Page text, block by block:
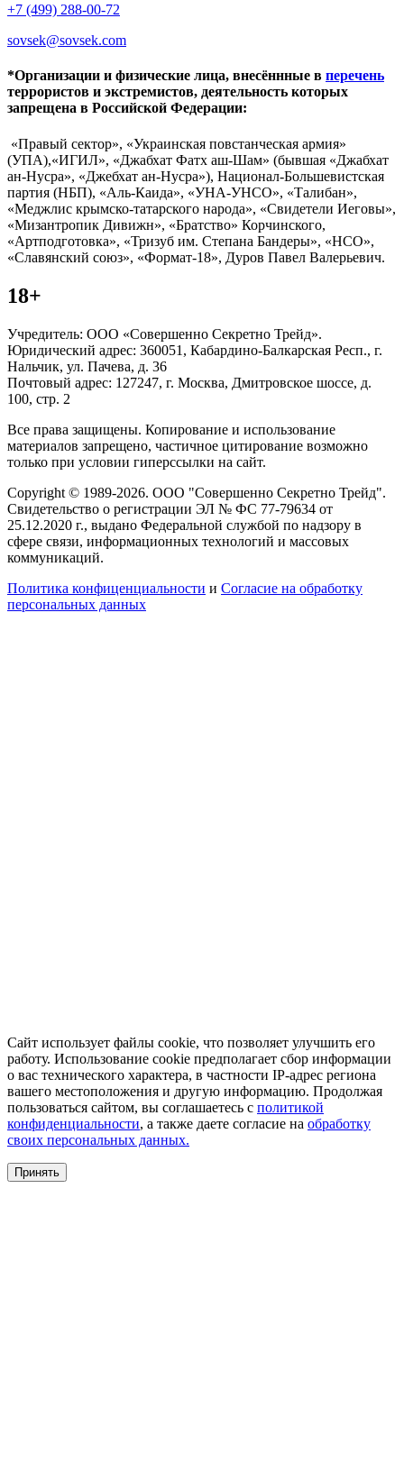
+7 (499) 288-00-72
sovsek@sovsek.com
*Организации и физические лица, внесённные в перечень
террористов и экстремистов, деятельность которых
запрещена в Российской Федерации:
«Правый сектор», «Украинская повстанческая армия»
(УПА),«ИГИЛ», «Джабхат Фатх аш-Шам» (бывшая «Джабхат
ан-Нусра», «Джебхат ан-Нусра»), Национал-Большевистская
партия (НБП), «Аль-Каида», «УНА-УНСО», «Талибан»,
«Меджлис крымско-татарского народа», «Свидетели Иеговы»,
«Мизантропик Дивижн», «Братство» Корчинского,
«Артподготовка», «Тризуб им. Степана Бандеры», «НСО»,
«Славянский союз», «Формат-18», Дуров Павел Валерьевич.
18+
Учредитель: ООО «Совершенно Секретно Трейд».
Юридический адрес: 360051, Кабардино-Балкарская Респ., г.
Нальчик, ул. Пачева, д. 36
Почтовый адрес: 127247, г. Москва, Дмитровское шоссе, д.
100, стр. 2
Все права защищены. Копирование и использование
материалов запрещено, частичное цитирование возможно
только при условии гиперссылки на сайт.
Copyright © 1989-2026. ООО "Совершенно Секретно Трейд".
Свидетельство о регистрации ЭЛ № ФС 77-79634 от
25.12.2020 г., выдано Федеральной службой по надзору в
сфере связи, информационных технологий и массовых
коммуникаций.
Политика конфиценциальности и Согласие на обработку
персональных данных
Сайт использует файлы cookie, что позволяет улучшить его
работу. Использование cookie предполагает сбор информации
о вас технического характера, в частности IP-адрес региона
вашего местоположения и другую информацию. Продолжая
пользоваться сайтом, вы соглашаетесь с политикой
конфиденциальности, а также даете согласие на обработку
своих персональных данных.
Принять